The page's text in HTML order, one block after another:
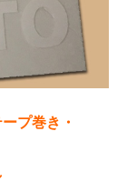
プ巻き・